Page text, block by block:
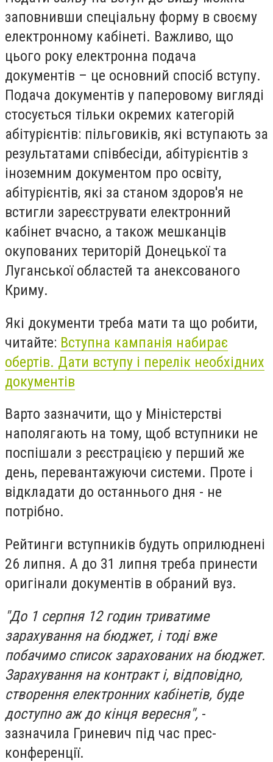
заповнивши спеціальну форму в своєму
електронному кабінеті. Важливо, що
цього року електронна подача
документів – це основний спосіб вступу.
Подача документів у паперовому вигляді
стосується тільки окремих категорій
абітурієнтів: пільговиків, які вступають за
результатами співбесіди, абітурієнтів з
іноземним документом про освіту,
абітурієнтів, які за станом здоров'я не
встигли зареєструвати електронний
кабінет вчасно, а також мешканців
окупованих територій Донецької та
Луганської областей та анексованого
Криму.
Які документи треба мати та що робити,
читайте: Вступна кампанія набирає
обертів. Дати вступу і перелік необхідних
документів
Варто зазначити, що у Міністерстві
наполягають на тому, щоб вступники не
поспішали з реєстрацією у перший же
день, перевантажуючи системи. Проте і
відкладати до останнього дня - не
потрібно.
Рейтинги вступників будуть оприлюднені
26 липня. А до 31 липня треба принести
оригінали документів в обраний вуз.
"До 1 серпня 12 годин триватиме
зарахування на бюджет, і тоді вже
побачимо список зарахованих на бюджет.
Зарахування на контракт і, відповідно,
створення електронних кабінетів, буде
доступно аж до кінця вересня", -
зазначила Гриневич під час прес-
конференції.